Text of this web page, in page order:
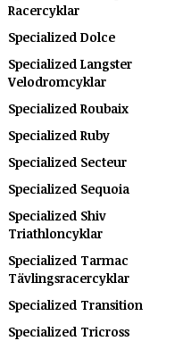
Racercyklar
Specialized Dolce
Specialized Langster
Velodromcyklar
Specialized Roubaix
Specialized Ruby
Specialized Secteur
Specialized Sequoia
Specialized Shiv
Triathloncyklar
Specialized Tarmac
Tävlingsracercyklar
Specialized Transition
Specialized Tricross